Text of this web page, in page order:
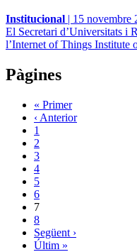
Institucional | 15 novembre
El Secretari d’Universitats i
l’Internet of Things Institute
Pàgines
« Primer
‹ Anterior
1
2
3
4
5
6
7
8
Següent ›
Últim »